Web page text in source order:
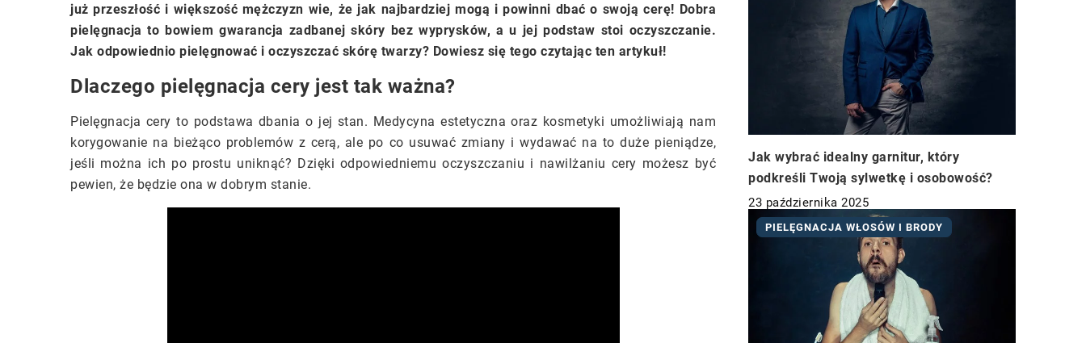
już przeszłość i większość mężczyzn wie, że jak najbardziej mogą i powinni dbać o swoją cerę! Dobra
pielęgnacja to bowiem gwarancja zadbanej skóry bez wyprysków, a u jej podstaw stoi oczyszczanie.
Jak odpowiednio pielęgnować i oczyszczać skórę twarzy? Dowiesz się tego czytając ten artykuł!
Dlaczego pielęgnacja cery jest tak ważna?
Pielęgnacja cery to podstawa dbania o jej stan. Medycyna estetyczna oraz kosmetyki umożliwiają nam
korygowanie na bieżąco problemów z cerą, ale po co usuwać zmiany i wydawać na to duże pieniądze,
jeśli można ich po prostu uniknąć? Dzięki odpowiedniemu oczyszczaniu i nawilżaniu cery możesz być
pewien, że będzie ona w dobrym stanie.
Jak wybrać idealny garnitur, który
podkreśli Twoją sylwetkę i osobowość?
23 października 2025
PIELĘGNACJA WŁOSÓW I BRODY